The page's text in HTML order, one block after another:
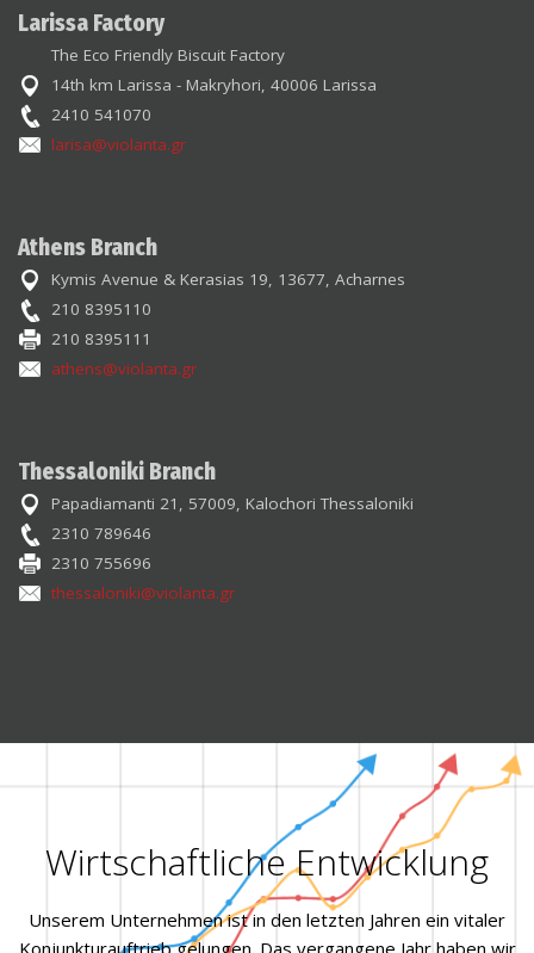
Larissa Factory
The Eco Friendly Biscuit Factory
14th km Larissa - Makryhori, 40006 Larissa
2410 541070
larisa@violanta.gr
Athens Branch
Kymis Avenue & Kerasias 19, 13677, Acharnes
210 8395110
210 8395111
athens@violanta.gr
Thessaloniki Branch
Papadiamanti 21, 57009, Kalochori Thessaloniki
2310 789646
2310 755696
thessaloniki@violanta.gr
Wirtschaftliche Entwicklung
Unserem Unternehmen ist in den letzten Jahren ein vitaler
Konjunkturauftrieb gelungen. Das vergangene Jahr haben wir